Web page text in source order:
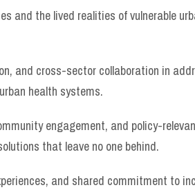
and the lived realities of vulnerable
and cross-sector collaboration in
health systems.
engagement, and policy-
that leave no one behind.
and shared commitment to